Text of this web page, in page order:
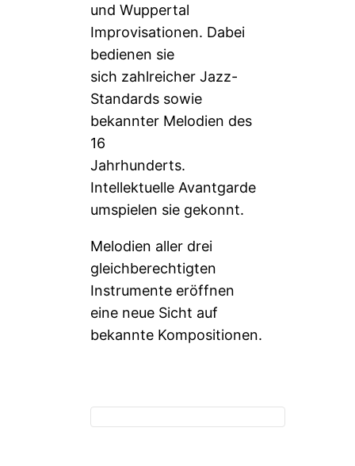
und Wuppertal
Improvisationen. Dabei
bedienen sie
sich zahlreicher Jazz-
Standards sowie
bekannter Melodien des
16
Jahrhunderts.
Intellektuelle Avantgarde
umspielen sie gekonnt.
Melodien aller drei
gleichberechtigten
Instrumente eröffnen
eine neue Sicht auf
bekannte Kompositionen.